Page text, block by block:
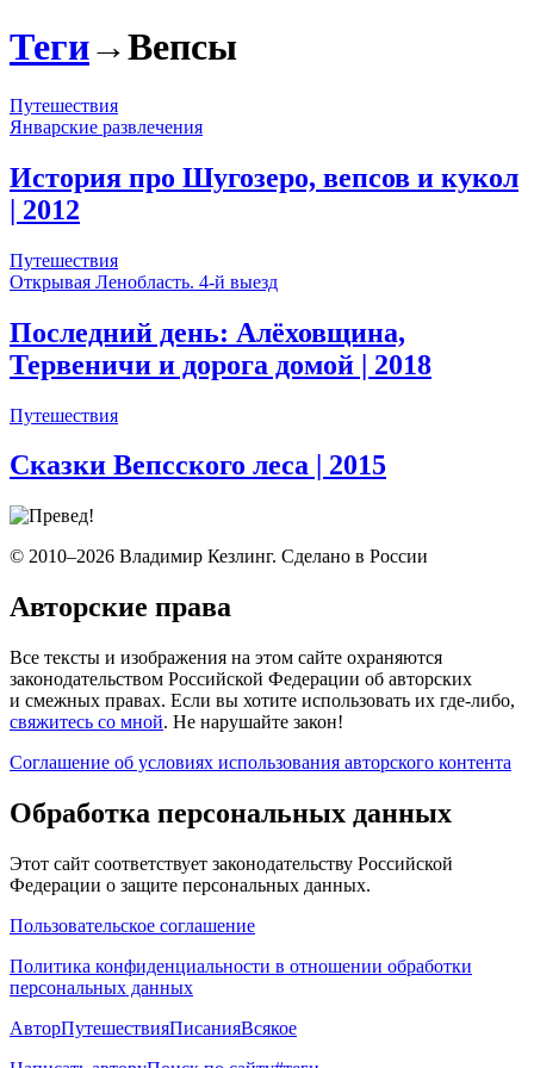
Теги→Вепсы
Путешествия
Январские развлечения
История про Шугозеро, вепсов и кукол
| 2012
Путешествия
Открывая Ленобласть. 4-й выезд
Последний день: Алёховщина,
Тервеничи и дорога домой | 2018
Путешествия
Сказки Вепсского леса | 2015
© 2010–2026 Владимир Кезлинг. Сделано в России
Авторские права
Все тексты и изображения на этом сайте охраняются
законодательством Российской Федерации об авторских
и смежных правах. Если вы хотите использовать их где-либо,
свяжитесь со мной. Не нарушайте закон!
Соглашение об условиях использования авторского контента
Обработка персональных данных
Этот сайт соответствует законодательству Российской
Федерации о защите персональных данных.
Пользовательское соглашение
Политика конфиденциальности в отношении обработки
персональных данных
АвторПутешествияПисанияВсякое